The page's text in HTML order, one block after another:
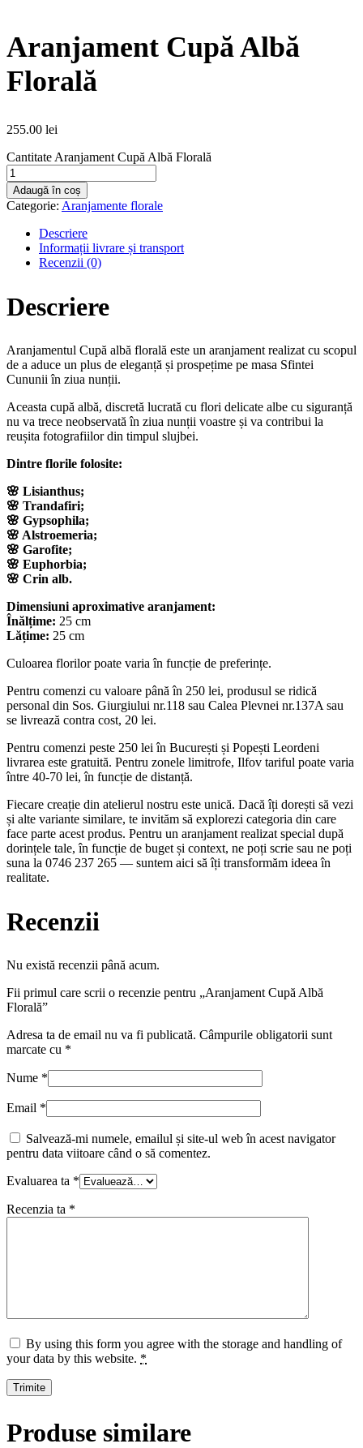
Aranjament Cupă Albă
Florală
255.00 lei
Cantitate Aranjament Cupă Albă Florală
Adaugă în coș
Categorie: Aranjamente florale
Descriere
Informații livrare și transport
Recenzii (0)
Descriere
Aranjamentul Cupă albă florală este un aranjament realizat cu scopul
de a aduce un plus de eleganță și prospețime pe masa Sfintei
Cununii în ziua nunții.
Aceasta cupă albă, discretă lucrată cu flori delicate albe cu siguranță
nu va trece neobservată în ziua nunții voastre și va contribui la
reușita fotografiilor din timpul slujbei.
Dintre florile folosite:
🌸 Lisianthus;
🌸 Trandafiri;
🌸 Gypsophila;
🌸 Alstroemeria;
🌸 Garofite;
🌸 Euphorbia;
🌸 Crin alb.
Dimensiuni aproximative aranjament:
Înălțime: 25 cm
Lățime: 25 cm
Culoarea florilor poate varia în funcție de preferințe.
Pentru comenzi cu valoare până în 250 lei, produsul se ridică
personal din Sos. Giurgiului nr.118 sau Calea Plevnei nr.137A sau
se livrează contra cost, 20 lei.
Pentru comenzi peste 250 lei în București și Popești Leordeni
livrarea este gratuită. Pentru zonele limitrofe, Ilfov tariful poate varia
între 40-70 lei, în funcție de distanță.
Fiecare creație din atelierul nostru este unică. Dacă îți dorești să vezi
și alte variante similare, te invităm să explorezi categoria din care
face parte acest produs. Pentru un aranjament realizat special după
dorințele tale, în funcție de buget și context, ne poți scrie sau ne poți
suna la 0746 237 265 — suntem aici să îți transformăm ideea în
realitate.
Recenzii
Nu există recenzii până acum.
Fii primul care scrii o recenzie pentru „Aranjament Cupă Albă
Florală”
Adresa ta de email nu va fi publicată. Câmpurile obligatorii sunt
marcate cu *
Nume *
Email *
Salvează-mi numele, emailul și site-ul web în acest navigator
pentru data viitoare când o să comentez.
Evaluarea ta *
Recenzia ta *
By using this form you agree with the storage and handling of
your data by this website. *
Produse similare